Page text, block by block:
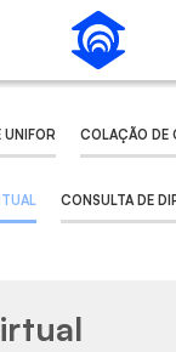
principal
UNIFOR COLAÇÃO DE
CONSULTA DE